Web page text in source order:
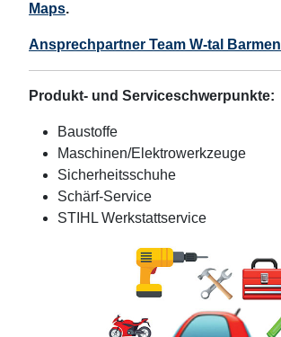
Maps.
Ansprechpartner Team W-tal Barmen
Produkt- und Serviceschwerpunkte:
Baustoffe
Maschinen/Elektrowerkzeuge
Sicherheitsschuhe
Schärf-Service
STIHL Werkstattservice